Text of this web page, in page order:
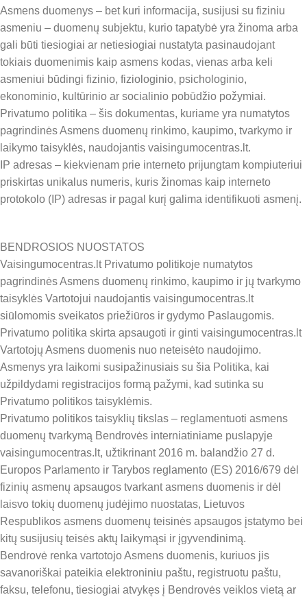
Asmens duomenys – bet kuri informacija, susijusi su fiziniu
asmeniu – duomenų subjektu, kurio tapatybė yra žinoma arba
gali būti tiesiogiai ar netiesiogiai nustatyta pasinaudojant
tokiais duomenimis kaip asmens kodas, vienas arba keli
asmeniui būdingi fizinio, fiziologinio, psichologinio,
ekonominio, kultūrinio ar socialinio pobūdžio požymiai.
Privatumo politika – šis dokumentas, kuriame yra numatytos
pagrindinės Asmens duomenų rinkimo, kaupimo, tvarkymo ir
laikymo taisyklės, naudojantis vaisingumocentras.lt.
IP adresas – kiekvienam prie interneto prijungtam kompiuteriui
priskirtas unikalus numeris, kuris žinomas kaip interneto
protokolo (IP) adresas ir pagal kurį galima identifikuoti asmenį.
BENDROSIOS NUOSTATOS
Vaisingumocentras.lt Privatumo politikoje numatytos
pagrindinės Asmens duomenų rinkimo, kaupimo ir jų tvarkymo
taisyklės Vartotojui naudojantis vaisingumocentras.lt
siūlomomis sveikatos priežiūros ir gydymo Paslaugomis.
Privatumo politika skirta apsaugoti ir ginti vaisingumocentras.lt
Vartotojų Asmens duomenis nuo neteisėto naudojimo.
Asmenys yra laikomi susipažinusiais su šia Politika, kai
užpildydami registracijos formą pažymi, kad sutinka su
Privatumo politikos taisyklėmis.
Privatumo politikos taisyklių tikslas – reglamentuoti asmens
duomenų tvarkymą Bendrovės interniatiniame puslapyje
vaisingumocentras.lt, užtikrinant 2016 m. balandžio 27 d.
Europos Parlamento ir Tarybos reglamento (ES) 2016/679 dėl
fizinių asmenų apsaugos tvarkant asmens duomenis ir dėl
laisvo tokių duomenų judėjimo nuostatas, Lietuvos
Respublikos asmens duomenų teisinės apsaugos įstatymo bei
kitų susijusių teisės aktų laikymąsi ir įgyvendinimą.
Bendrovė renka vartotojo Asmens duomenis, kuriuos jis
savanoriškai pateikia elektroniniu paštu, registruotu paštu,
faksu, telefonu, tiesiogiai atvykęs į Bendrovės veiklos vietą ar